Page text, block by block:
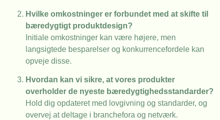
Hvilke omkostninger er forbundet med at skifte til
bæredygtigt produktdesign?
Initiale omkostninger kan være højere, men
langsigtede besparelser og konkurrencefordele kan
opveje disse.
Hvordan kan vi sikre, at vores produkter
overholder de nyeste bæredygtighedsstandarder?
Hold dig opdateret med lovgivning og standarder, og
overvej at deltage i branchefora og netværk.